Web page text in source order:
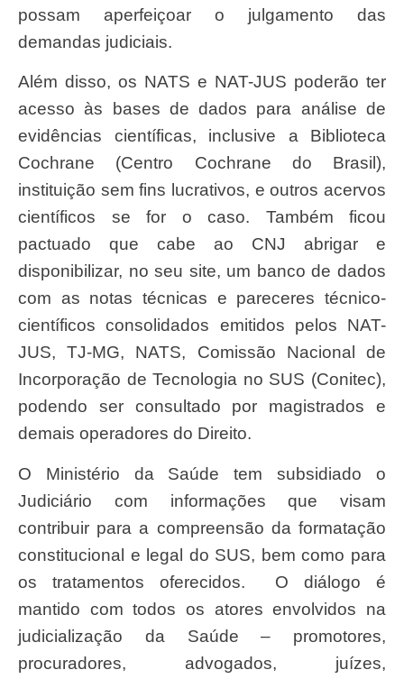
possam aperfeiçoar o julgamento das
demandas judiciais.
Além disso, os NATS e NAT-JUS poderão ter
acesso às bases de dados para análise de
evidências científicas, inclusive a Biblioteca
Cochrane (Centro Cochrane do Brasil),
instituição sem fins lucrativos, e outros acervos
científicos se for o caso. Também ficou
pactuado que cabe ao CNJ abrigar e
disponibilizar, no seu site, um banco de dados
com as notas técnicas e pareceres técnico-
científicos consolidados emitidos pelos NAT-
JUS, TJ-MG, NATS, Comissão Nacional de
Incorporação de Tecnologia no SUS (Conitec),
podendo ser consultado por magistrados e
demais operadores do Direito.
O Ministério da Saúde tem subsidiado o
Judiciário com informações que visam
contribuir para a compreensão da formatação
constitucional e legal do SUS, bem como para
os tratamentos oferecidos. O diálogo é
mantido com todos os atores envolvidos na
judicialização da Saúde – promotores,
procuradores, advogados, juízes,